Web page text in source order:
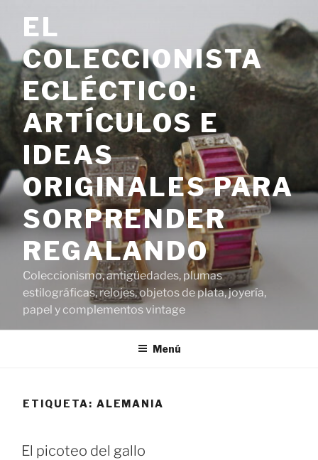
contenido
EL
COLECCIONISTA
ECLÉCTICO:
ARTÍCULOS E
IDEAS
ORIGINALES PARA
SORPRENDER
REGALANDO
Coleccionismo, antigüedades, plumas
estilográficas, relojes, objetos de plata, joyería,
papel y complementos vintage
Menú
ETIQUETA: ALEMANIA
El picoteo del gallo